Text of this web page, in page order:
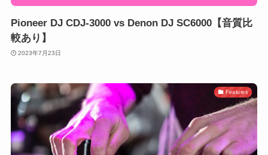
Pioneer DJ CDJ-3000 vs Denon DJ SC6000【音質比
較あり】
2023年7月23日
Features